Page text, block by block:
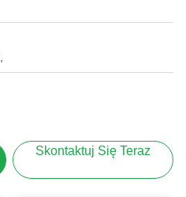
Skontaktuj Się Teraz